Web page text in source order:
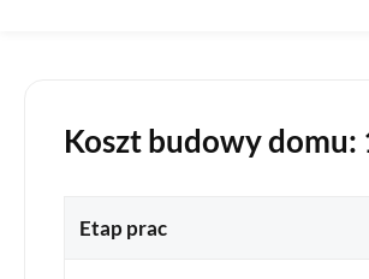
Koszt budowy domu:
Etap prac